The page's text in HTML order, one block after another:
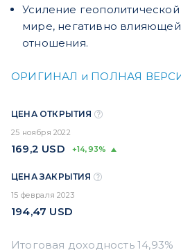
Усиление
мире, негативно
отношения.
ОРИГИНАЛ и ПОЛНАЯ
ЦЕНА ОТКРЫТИЯ
25 ноября 2022
169,2 USD +14,93%
ЦЕНА ЗАКРЫТИЯ
15 февраля 2023
194,47 USD